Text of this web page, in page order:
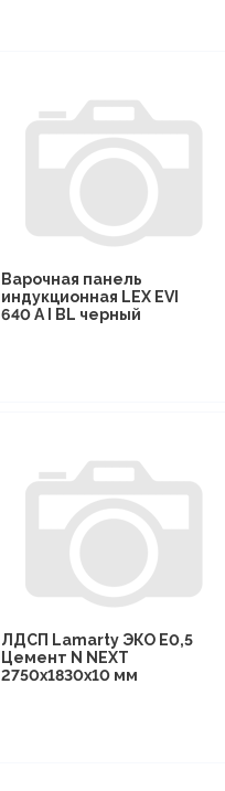
Варочная панель
индукционная LEX EVI
640 A I BL черный
ЛДСП Lamarty ЭКО E0,5
Цемент N NEXT
2750х1830х10 мм